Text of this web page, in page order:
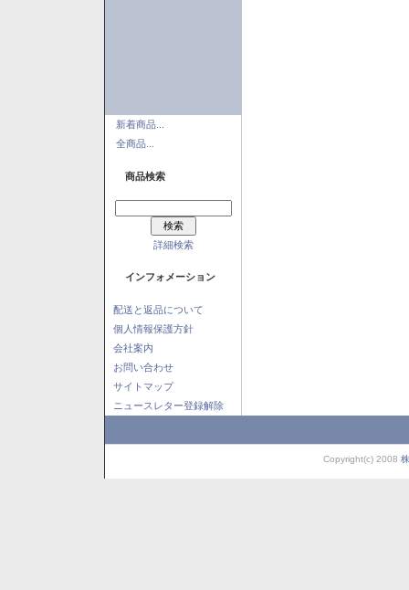
新着商品...
全商品...
商品検索
詳細検索
インフォメーション
配送と返品について
個人情報保護方針
会社案内
お問い合わせ
サイトマップ
ニュースレター登録解除
Copyright(c) 2008